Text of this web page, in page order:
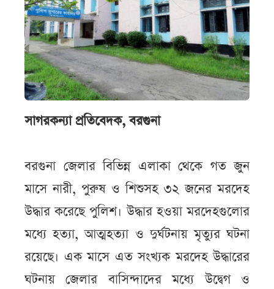
সাগরকন্যা প্রতিবেদক, বরগুনা
বরগুনা জেলার বিভিন্ন এলাকা থেকে গত জুন
মাসে নারী, পুরুষ ও শিশুসহ ৩২ জনের মরদেহ
উদ্ধার করেছে পুলিশ। উদ্ধার হওয়া মরদেহগুলোর
মধ্যে হত্যা, আত্মহত্যা ও দুর্ঘটনায় মৃত্যুর ঘটনা
রয়েছে। এক মাসে এত সংখ্যক মরদেহ উদ্ধারের
ঘটনায় জেলার বাসিন্দাদের মধ্যে উদ্বেগ ও